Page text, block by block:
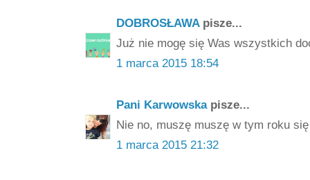
DOBROSŁAWApisze...
Już nie mogę się Was wszystkich
1 marca 2015 18:54
Pani Karwowskapisze...
Nie no, muszę muszę w tym roku
1 marca 2015 21:32